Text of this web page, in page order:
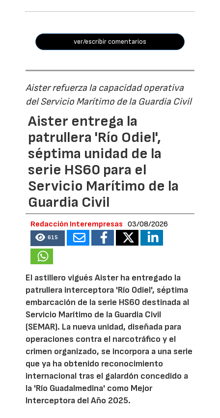
ver/escribir comentarios
Aister refuerza la capacidad operativa
del Servicio Marítimo de la Guardia Civil
Aister entrega la
patrullera 'Río Odiel',
séptima unidad de la
serie HS60 para el
Servicio Marítimo de la
Guardia Civil
Redacción Interempresas 03/08/2026
615
El astillero vigués Aister ha entregado la
patrullera interceptora 'Río Odiel', séptima
embarcación de la serie HS60 destinada al
Servicio Marítimo de la Guardia Civil
(SEMAR). La nueva unidad, diseñada para
operaciones contra el narcotráfico y el
crimen organizado, se incorpora a una serie
que ya ha obtenido reconocimiento
internacional tras el galardón concedido a
la 'Río Guadalmedina' como Mejor
Interceptora del Año 2025.